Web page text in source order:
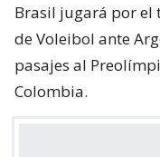
Brasil jugará por el
de Voleibol ante
pasajes al
Colombia.